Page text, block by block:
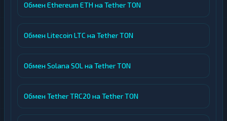
Обмен Ethereum ETH на Tether TON
Обмен Litecoin LTC на Tether TON
Обмен Solana SOL на Tether TON
Обмен Tether TRC20 на Tether TON